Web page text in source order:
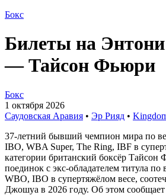
Бокс
Билеты на
— Тайсон Фьюри
Бокс
1 октября 2026
Саудовская Аравия • Эр Рияд •
37-летний бывший чемпион мира по
IBO, WBA Super, The Ring, IBF в
категории британский боксёр Тайсон
поединок с экс-обладателем титула
WBO, IBO в супертяжёлом весе,
Джошуа в 2026 году. Об этом